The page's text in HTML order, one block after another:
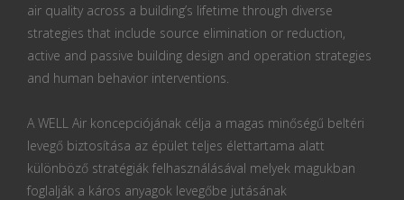
air quality across a building’s lifetime through diverse
strategies that include source elimination or reduction,
active and passive building design and operation strategies
and human behavior interventions.
A WELL Air koncepciójának célja a magas minőségű beltéri
levegő biztosítása az épület teljes élettartama alatt
különböző stratégiák felhasználásával melyek magukban
foglalják a káros anyagok levegőbe jutásának